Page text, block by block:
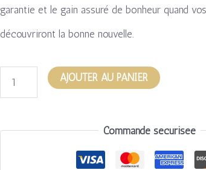
garantie et le gain assuré de bonheur quand
découvriront la bonne nouvelle.
AJOUTER AU PANIER
Commande sécurisée